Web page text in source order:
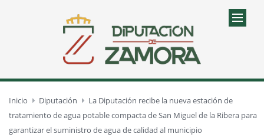
Inicio Diputación
La Diputación recibe la nueva estación de
tratamiento de agua potable compacta de San Miguel de la Ribera para
garantizar el suministro de agua de calidad al municipio